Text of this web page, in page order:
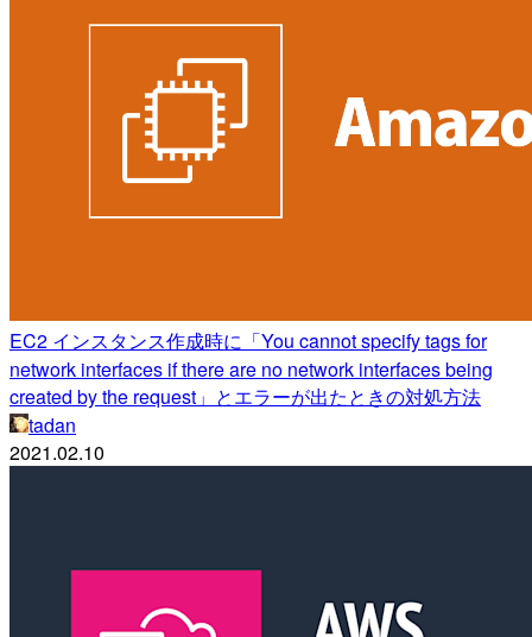
EC2 インスタンス作成時に「You cannot specify tags for
network interfaces if there are no network interfaces being
created by the request」とエラーが出たときの対処方法
tadan
2021.02.10